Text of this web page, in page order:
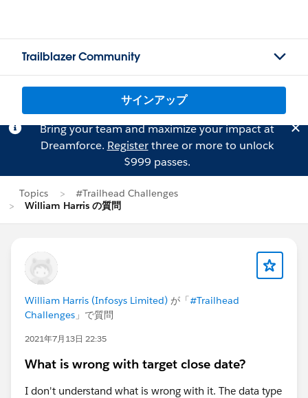
Trailblazer Community
サインアップ
Bring your team and maximize your impact at
Dreamforce. Registerthree or more to unlock
$999 passes.
Topics
#Trailhead Challenges
William Harris の質問
William Harris (Infosys Limited) が「#Trailhead
Challenges 」で質問
2021年7月13日 22:35
What is wrong with target close date?
I don't understand what is wrong with it. The data type